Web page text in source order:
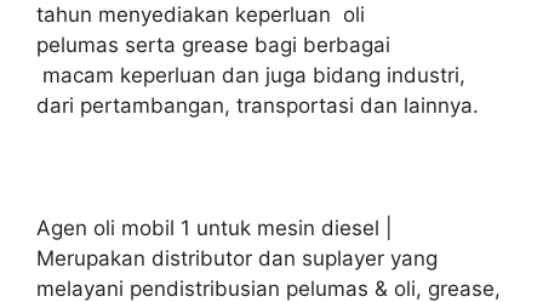
tahun menyediakan keperluan oli
pelumas serta grease bagi berbagai
macam keperluan dan juga bidang industri,
dari pertambangan, transportasi dan lainnya.
Agen oli mobil 1 untuk mesin diesel |
Merupakan distributor dan suplayer yang
melayani pendistribusian pelumas & oli, grease,